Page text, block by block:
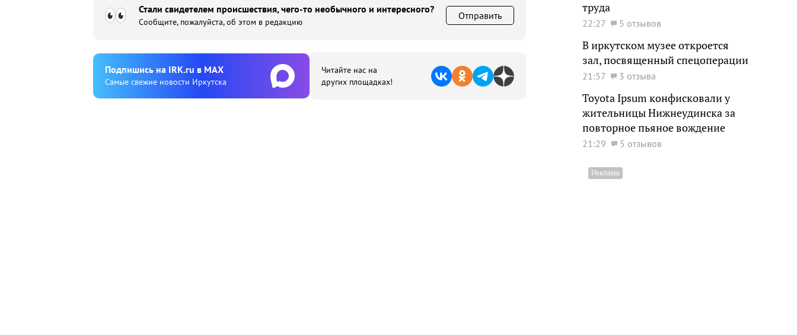
Стали свидетелем происшествия, чего-то необычного и интересного?
Сообщите, пожалуйста, об этом в редакцию
Отправить
Подпишиcь на IRK.ru в MAX
Cамые свежие новости Иркутска
Читайте нас на
других площадках!
труда
22:27 5 отзывов
В иркутском музее откроется
зал, посвященный спецоперации
21:57 3 отзыва
Toyota Ipsum конфисковали у
жительницы Нижнеудинска за
повторное пьяное вождение
21:29 5 отзывов